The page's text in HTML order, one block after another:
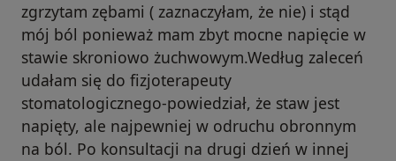
zgrzytam zębami ( zaznaczyłam, że nie) i stąd
mój ból ponieważ mam zbyt mocne napięcie w
stawie skroniowo żuchwowym.Według zaleceń
udałam się do fizjoterapeuty
stomatologicznego-powiedział, że staw jest
napięty, ale najpewniej w odruchu obronnym
na ból. Po konsultacji na drugi dzień w innej